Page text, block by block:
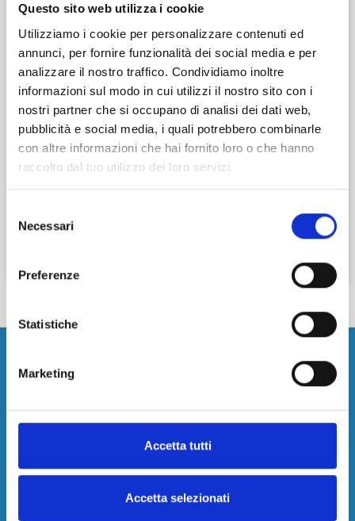
Questo sito web utilizza i cookie
Utilizziamo i cookie per personalizzare contenuti ed
annunci, per fornire funzionalità dei social media e per
analizzare il nostro traffico. Condividiamo inoltre
informazioni sul modo in cui utilizzi il nostro sito con i
nostri partner che si occupano di analisi dei dati web,
pubblicità e social media, i quali potrebbero combinarle
con altre informazioni che hai fornito loro o che hanno
raccolto dal tuo utilizzo dei loro servizi.
delNecessari
Preferenze
Statistiche
Marketing
Accetta tutti
Accetta selezionati
Verifica disponibilità
Dal giorno Ora
Al giorno Ora
Aeroporto
Parcheggi Aeroporto Alghero
Parcheggi Aeroporto Bologna
Parcheggi Aeroporto Cagliari
Parcheggi Aeroporto Capodichino